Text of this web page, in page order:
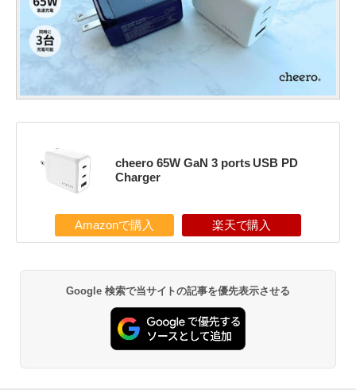
cheero 65W GaN 3 ports USB PD
Charger
Amazonで購入 楽天で購入
Google 検索で当サイトの記事を優先表示させる